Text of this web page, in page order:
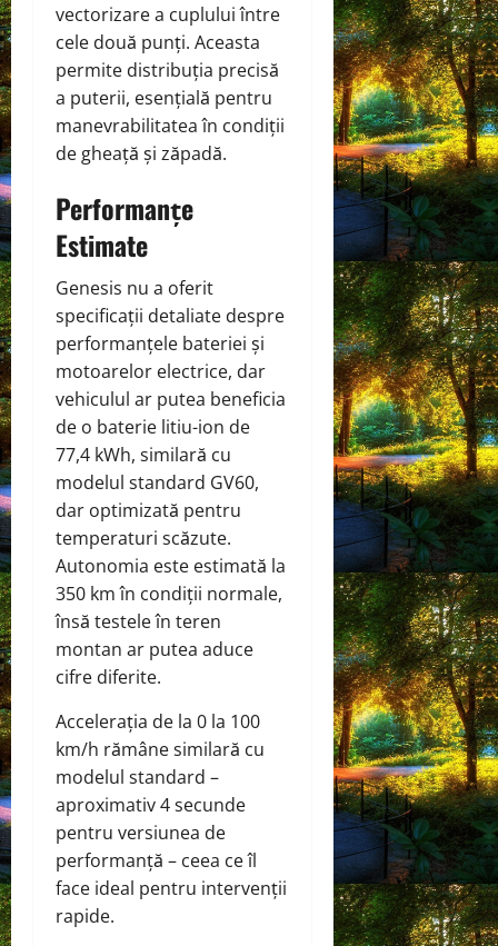
vectorizare a cuplului între
cele două punți. Aceasta
permite distribuția precisă
a puterii, esențială pentru
manevrabilitatea în condiții
de gheață și zăpadă.
Performanțe
Estimate
Genesis nu a oferit
specificații detaliate despre
performanțele bateriei și
motoarelor electrice, dar
vehiculul ar putea beneficia
de o baterie litiu-ion de
77,4 kWh, similară cu
modelul standard GV60,
dar optimizată pentru
temperaturi scăzute.
Autonomia este estimată la
350 km în condiții normale,
însă testele în teren
montan ar putea aduce
cifre diferite.
Accelerația de la 0 la 100
km/h rămâne similară cu
modelul standard –
aproximativ 4 secunde
pentru versiunea de
performanță – ceea ce îl
face ideal pentru intervenții
rapide.